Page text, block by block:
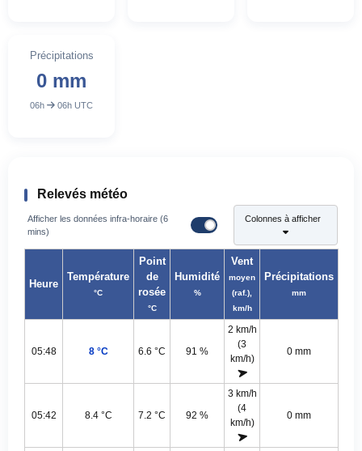
Précipitations
0 mm
06h 06h UTC
Relevés météo
Afficher les données infra-horaire (6
mins)
Colonnes à afficher
Heure
Température
°C
Point
de
rosée
°C
Humidité
%
Vent
moyen
(raf.),
km/h
Précipitations
mm
05:48 8 °C 6.6 °C 91 %
2 km/h
(3
km/h)
0 mm
05:42 8.4 °C 7.2 °C 92 %
3 km/h
(4
km/h)
0 mm